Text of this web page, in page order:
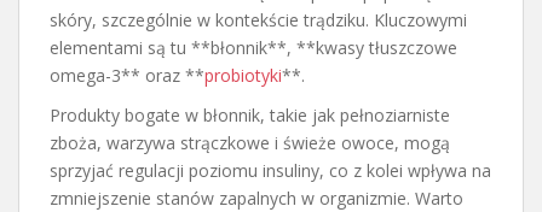
skóry, szczególnie w kontekście trądziku. Kluczowymi
elementami są tu **błonnik**, **kwasy tłuszczowe
omega-3** oraz **probiotyki**.
Produkty bogate w błonnik, takie jak pełnoziarniste
zboża, warzywa strączkowe i świeże owoce, mogą
sprzyjać regulacji poziomu insuliny, co z kolei wpływa na
zmniejszenie stanów zapalnych w organizmie. Warto